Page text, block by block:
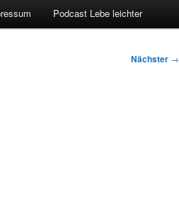
Podcast Lebe leichter
Nächster →